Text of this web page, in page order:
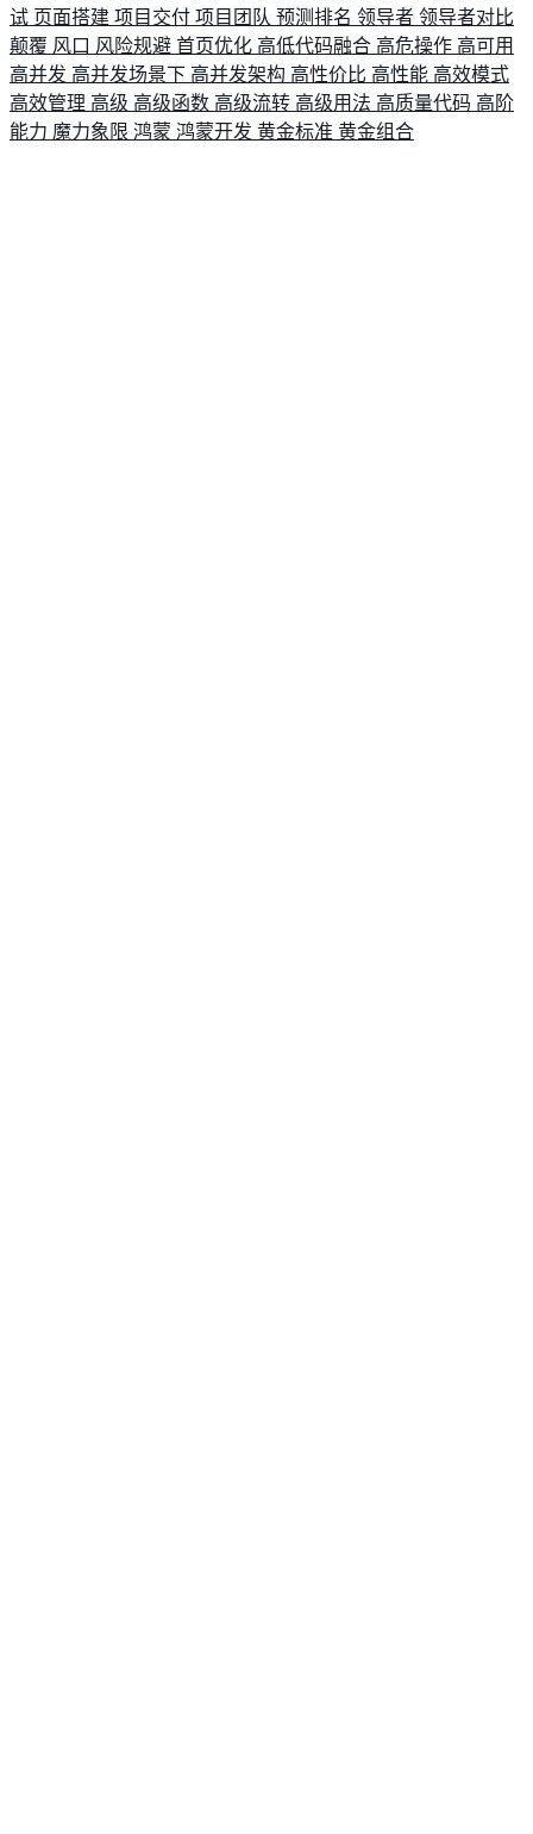
试 页面搭建 项目交付 项目团队 预测排名 领导者 领导者对比
颠覆 风口 风险规避 首页优化 高低代码融合 高危操作 高可用
高并发 高并发场景下 高并发架构 高性价比 高性能 高效模式
高效管理 高级 高级函数 高级流转 高级用法 高质量代码 高阶
能力 魔力象限 鸿蒙 鸿蒙开发 黄金标准 黄金组合